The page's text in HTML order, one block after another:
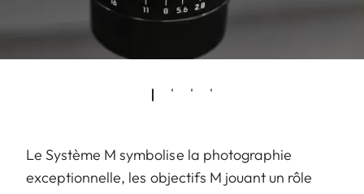
Le Système M symbolise la photographie
exceptionnelle, les objectifs M jouant un rôle